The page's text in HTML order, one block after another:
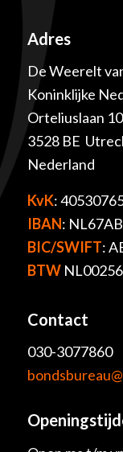
Adres
De Weerelt
Koninklijke
Orteliuslaan
3528 BE
Nederland
KvK:
IBAN:
BIC/SWIFT:
BTW
Contact
030-3077860